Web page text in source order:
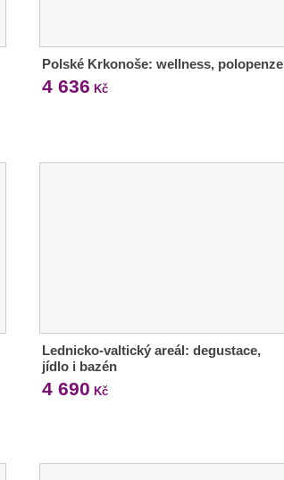
Polské Krkonoše: wellness, polopenze
4 636 Kč
Lednicko-valtický areál: degustace,
jídlo i bazén
4 690 Kč